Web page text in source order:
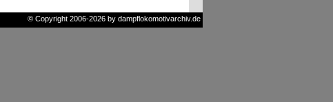
© Copyright 2006-2026 by dampflokomotivarchiv.de